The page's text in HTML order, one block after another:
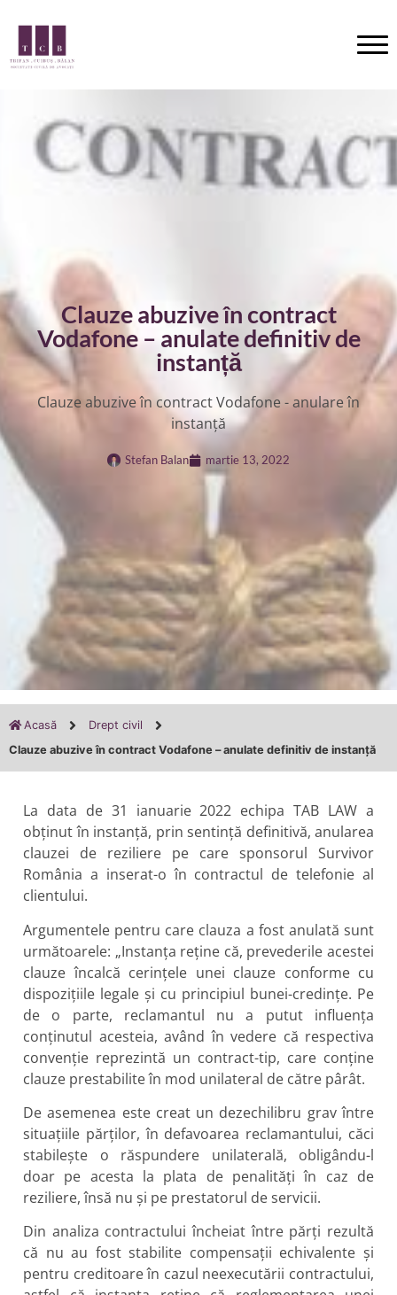
Clauze abuzive în contract
Vodafone – anulate definitiv de
instanță
Clauze abuzive în contract Vodafone - anulare în
instanță
Stefan Balan martie 13, 2022
Acasă
Drept civil
Clauze abuzive în contract Vodafone – anulate definitiv de instanță
La data de 31 ianuarie 2022 echipa TAB LAW a
obținut în instanță, prin sentință definitivă, anularea
clauzei de reziliere pe care sponsorul Survivor
România a inserat-o în contractul de telefonie al
clientului.
Argumentele pentru care clauza a fost anulată sunt
următoarele: „Instanţa reţine că, prevederile acestei
clauze încalcă cerinţele unei clauze conforme cu
dispoziţiile legale şi cu principiul bunei-credinţe. Pe
de o parte, reclamantul nu a putut influenţa
conţinutul acesteia, având în vedere că respectiva
convenţie reprezintă un contract-tip, care conţine
clauze prestabilite în mod unilateral de către pârât.
De asemenea este creat un dezechilibru grav între
situaţiile părţilor, în defavoarea reclamantului, căci
stabileşte o răspundere unilaterală, obligându-l
doar pe acesta la plata de penalităţi în caz de
reziliere, însă nu şi pe prestatorul de servicii.
Din analiza contractului încheiat între părţi rezultă
că nu au fost stabilite compensaţii echivalente şi
pentru creditoare în cazul neexecutării contractului,